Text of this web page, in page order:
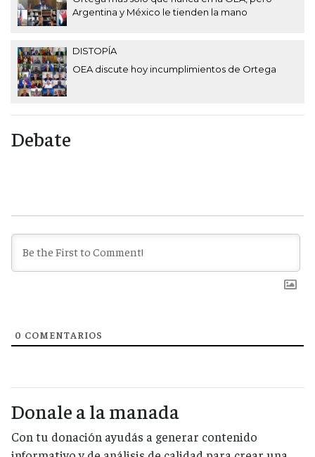
Argentina y México le tienden la mano
DISTOPÍA
OEA discute hoy incumplimientos de Ortega
Debate
0 COMENTARIOS
Donale a la manada
Con tu donación ayudás a generar contenido